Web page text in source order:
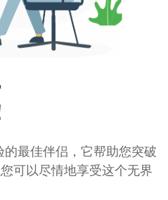
最佳伴侣，它帮助您突破
可以尽情地享受这个无界